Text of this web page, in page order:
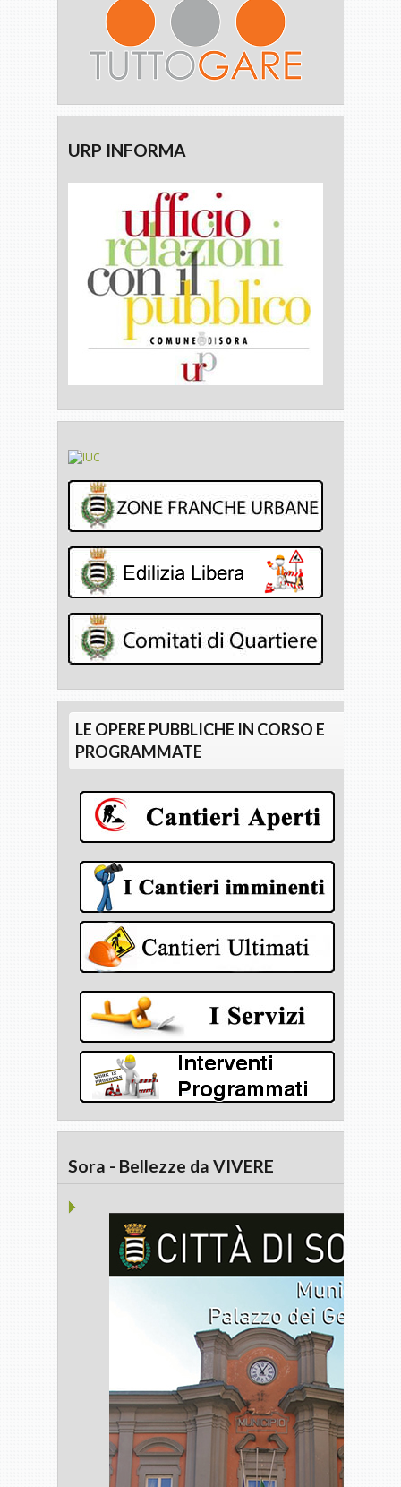
URP INFORMA
LE OPERE PUBBLICHE IN CORSO E
PROGRAMMATE
Sora - Bellezze da VIVERE